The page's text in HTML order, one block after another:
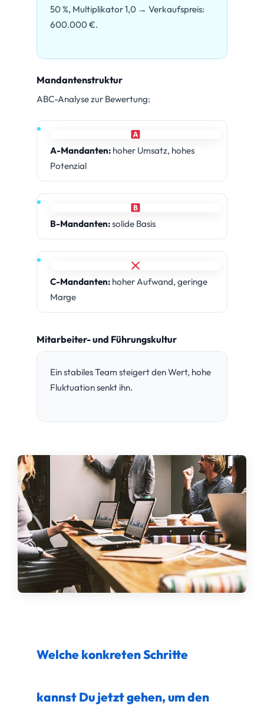
50 %, Multiplikator 1,0 → Verkaufspreis:
600.000 €.
Mandantenstruktur
ABC-Analyse zur Bewertung:
A-Mandanten: hoher Umsatz, hohes
Potenzial
B-Mandanten:solide Basis
C-Mandanten: hoher Aufwand, geringe
Marge
Mitarbeiter- und Führungskultur
Ein stabiles Team steigert den Wert, hohe
Fluktuation senkt ihn.
Welche konkreten Schritte
kannst Du jetzt gehen, um den